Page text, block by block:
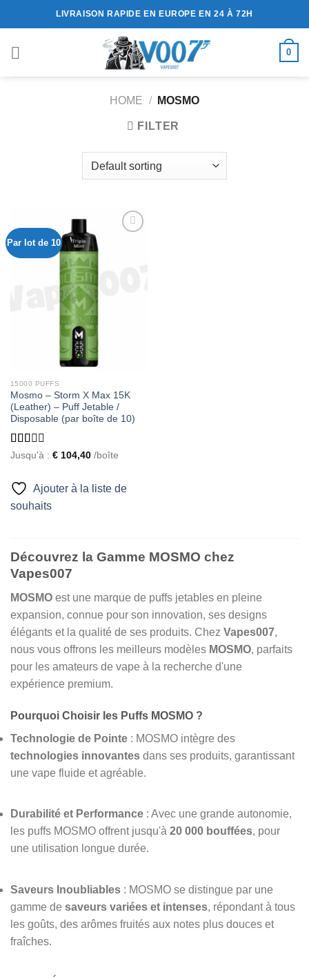
LIVRAISON RAPIDE EN EUROPE EN 24 À 72H
0
HOME / MOSMO
FILTER
Par lot de 10
15000 PUFFS
Mosmo – Storm X Max 15K
(Leather) – Puff Jetable /
Disposable (par boîte de 10)
Rated
of 5
Jusqu'à : €104,40/boîte
Ajouter à la liste de
souhaits
Découvrez la Gamme MOSMO chez
Vapes007
MOSMO est une marque de puffs jetables en pleine
expansion, connue pour son innovation, ses designs
élégants et la qualité de ses produits. Chez Vapes007,
nous vous offrons les meilleurs modèles MOSMO, parfaits
pour les amateurs de vape à la recherche d'une
expérience premium.
Pourquoi Choisir les Puffs MOSMO ?
Technologie de Pointe : MOSMO intègre des
technologies innovantes dans ses produits, garantissant
une vape fluide et agréable.
Durabilité et Performance : Avec une grande autonomie,
les puffs MOSMO offrent jusqu'à 20 000 bouffées, pour
une utilisation longue durée.
Saveurs Inoubliables : MOSMO se distingue par une
gamme de saveurs variées et intenses, répondant à tous
les goûts, des arômes fruités aux notes plus douces et
fraîches.